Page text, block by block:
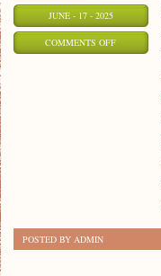
JUNE - 17 - 2025
COMMENTS OFFON
POSTED BY ADMIN